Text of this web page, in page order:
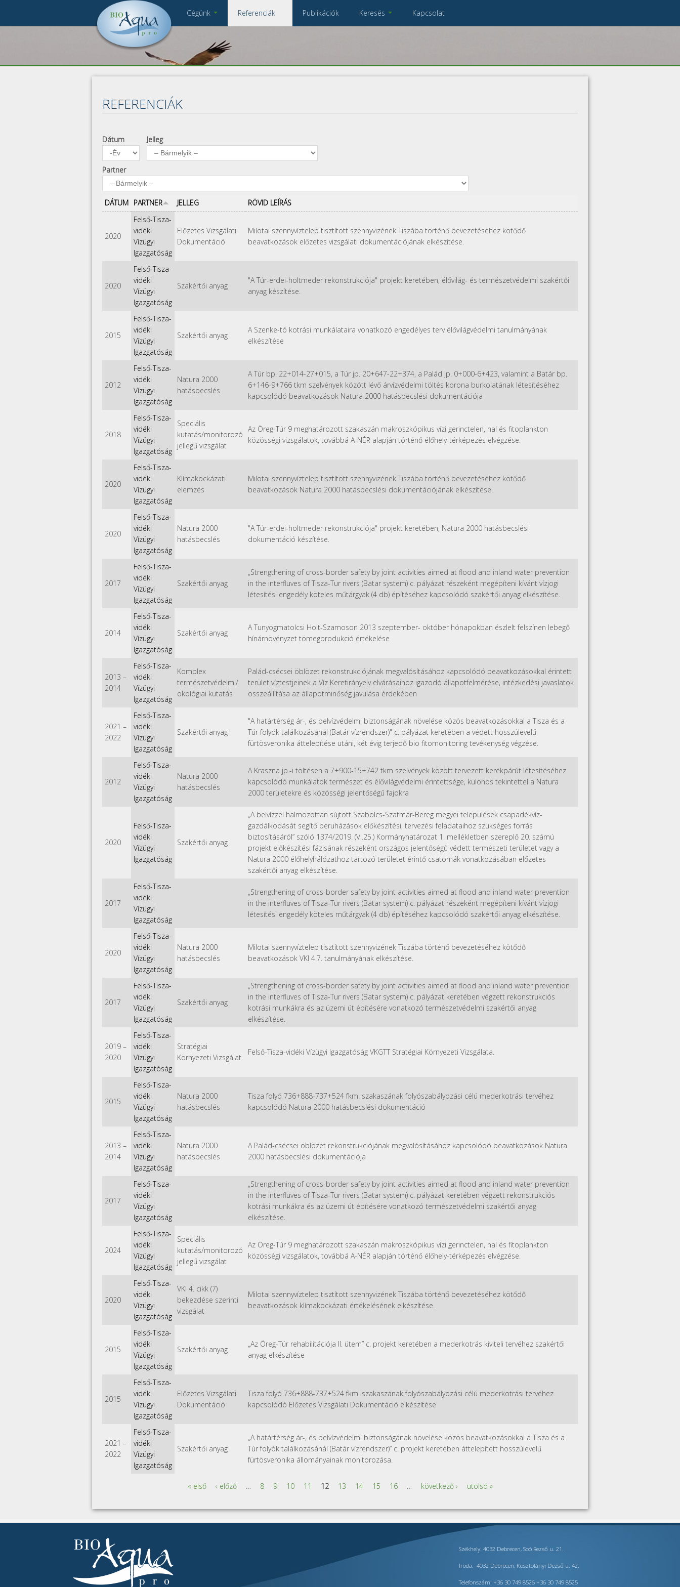
Cégünk
Munkatársak
Kapcsolat
Impresszum
Adatkezelés
Referenciák Publikációk Keresés Kapcsolat
REFERENCIÁK
Dátum
Dátum
Jelleg
Partner
DÁTUM PARTNER JELLEG RÖVID LEÍRÁS
2020
Felső-Tisza-
vidéki
Vízügyi
Igazgatóság
Előzetes Vizsgálati
Dokumentáció
Milotai szennyvíztelep tisztított szennyvizének Tiszába történő bevezetéséhez kötődő
beavatkozások előzetes vizsgálati dokumentációjának elkészítése.
2020
Felső-Tisza-
vidéki
Vízügyi
Igazgatóság
Szakértői anyag
"A Túr-erdei-holtmeder rekonstrukciója" projekt keretében, élővilág- és természetvédelmi szakértői
anyag készítése.
2015
Felső-Tisza-
vidéki
Vízügyi
Igazgatóság
Szakértői anyag
A Szenke-tó kotrási munkálataira vonatkozó engedélyes terv élővilágvédelmi tanulmányának
elkészítése
2012
Felső-Tisza-
vidéki
Vízügyi
Igazgatóság
Natura 2000
hatásbecslés
A Túr bp. 22+014-27+015, a Túr jp. 20+647-22+374, a Palád jp. 0+000-6+423, valamint a Batár bp.
6+146-9+766 tkm szelvények között lévő árvízvédelmi töltés korona burkolatának létesítéséhez
kapcsolódó beavatkozások Natura 2000 hatásbecslési dokumentációja
2018
Felső-Tisza-
vidéki
Vízügyi
Igazgatóság
Speciális
kutatás/monitorozó
jellegű vizsgálat
Az Öreg-Túr 9 meghatározott szakaszán makroszkópikus vízi gerinctelen, hal és fitoplankton
közösségi vizsgálatok, továbbá A-NÉR alapján történő élőhely-térképezés elvégzése.
2020
Felső-Tisza-
vidéki
Vízügyi
Igazgatóság
Klímakockázati
elemzés
Milotai szennyvíztelep tisztított szennyvizének Tiszába történő bevezetéséhez kötődő
beavatkozások Natura 2000 hatásbecslési dokumentációjának elkészítése.
2020
Felső-Tisza-
vidéki
Vízügyi
Igazgatóság
Natura 2000
hatásbecslés
"A Túr-erdei-holtmeder rekonstrukciója" projekt keretében, Natura 2000 hatásbecslési
dokumentáció készítése.
2017
Felső-Tisza-
vidéki
Vízügyi
Igazgatóság
Szakértői anyag
„Strengthening of cross-border safety by joint activities aimed at flood and inland water prevention
in the interfluves of Tisza-Tur rivers (Batar system) c. pályázat részeként megépíteni kívánt vízjogi
létesítési engedély köteles műtárgyak (4 db) építéséhez kapcsolódó szakértői anyag elkészítése.
2014
Felső-Tisza-
vidéki
Vízügyi
Igazgatóság
Szakértői anyag
A Tunyogmatolcsi Holt-Szamoson 2013 szeptember- október hónapokban észlelt felszínen lebegő
hínárnövényzet tömegprodukció értékelése
2013 –
2014
Felső-Tisza-
vidéki
Vízügyi
Igazgatóság
Komplex
természetvédelmi/
ökológiai kutatás
Palád-csécsei öblözet rekonstrukciójának megvalósításához kapcsolódó beavatkozásokkal érintett
terület víztestjeinek a Víz Keretirányelv elvárásaihoz igazodó állapotfelmérése, intézkedési javaslatok
összeállítása az állapotminőség javulása érdekében
2021 –
2022
Felső-Tisza-
vidéki
Vízügyi
Igazgatóság
Szakértői anyag
"A határtérség ár-, és belvízvédelmi biztonságának növelése közös beavatkozásokkal a Tisza és a
Túr folyók találkozásánál (Batár vízrendszer)" c. pályázat keretében a védett hosszúlevelű
fürtösveronika áttelepítése utáni, két évig terjedő bio fitomonitoring tevékenység végzése.
2012
Felső-Tisza-
vidéki
Vízügyi
Igazgatóság
Natura 2000
hatásbecslés
A Kraszna jp.-i töltésen a 7+900-15+742 tkm szelvények között tervezett kerékpárút létesítéséhez
kapcsolódó munkálatok természet és élővilágvédelmi érintettsége, különös tekintettel a Natura
2000 területekre és közösségi jelentőségű fajokra
2020
Felső-Tisza-
vidéki
Vízügyi
Igazgatóság
Szakértői anyag
„A belvízzel halmozottan sújtott Szabolcs-Szatmár-Bereg megyei települések csapadékvíz-
gazdálkodását segítő beruházások előkészítési, tervezési feladataihoz szükséges forrás
biztosításáról” szóló 1374/2019. (VI.25.) Kormányhatározat 1. mellékletben szereplő 20. számú
projekt előkészítési fázisának részeként országos jelentőségű védett természeti területet vagy a
Natura 2000 élőhelyhálózathoz tartozó területet érintő csatornák vonatkozásában előzetes
szakértői anyag elkészítése.
2017
Felső-Tisza-
vidéki
Vízügyi
Igazgatóság
„Strengthening of cross-border safety by joint activities aimed at flood and inland water prevention
in the interfluves of Tisza-Tur rivers (Batar system) c. pályázat részeként megépíteni kívánt vízjogi
létesítési engedély köteles műtárgyak (4 db) építéséhez kapcsolódó szakértői anyag elkészítése.
2020
Felső-Tisza-
vidéki
Vízügyi
Igazgatóság
Natura 2000
hatásbecslés
Milotai szennyvíztelep tisztított szennyvizének Tiszába történő bevezetéséhez kötődő
beavatkozások VKI 4.7. tanulmányának elkészítése.
2017
Felső-Tisza-
vidéki
Vízügyi
Igazgatóság
Szakértői anyag
„Strengthening of cross-border safety by joint activities aimed at flood and inland water prevention
in the interfluves of Tisza-Tur rivers (Batar system) c. pályázat keretében végzett rekonstrukciós
kotrási munkákra és az üzemi út építésére vonatkozó természetvédelmi szakértői anyag
elkészítése.
2019 –
2020
Felső-Tisza-
vidéki
Vízügyi
Igazgatóság
Stratégiai
Környezeti Vizsgálat
Felső-Tisza-vidéki Vízügyi Igazgatóság VKGTT Stratégiai Környezeti Vizsgálata.
2015
Felső-Tisza-
vidéki
Vízügyi
Igazgatóság
Natura 2000
hatásbecslés
Tisza folyó 736+888-737+524 fkm. szakaszának folyószabályozási célú mederkotrási tervéhez
kapcsolódó Natura 2000 hatásbecslési dokumentáció
2013 –
2014
Felső-Tisza-
vidéki
Vízügyi
Igazgatóság
Natura 2000
hatásbecslés
A Palád-csécsei öblözet rekonstrukciójának megvalósításához kapcsolódó beavatkozások Natura
2000 hatásbecslési dokumentációja
2017
Felső-Tisza-
vidéki
Vízügyi
Igazgatóság
„Strengthening of cross-border safety by joint activities aimed at flood and inland water prevention
in the interfluves of Tisza-Tur rivers (Batar system) c. pályázat keretében végzett rekonstrukciós
kotrási munkákra és az üzemi út építésére vonatkozó természetvédelmi szakértői anyag
elkészítése.
2024
Felső-Tisza-
vidéki
Vízügyi
Igazgatóság
Speciális
kutatás/monitorozó
jellegű vizsgálat
Az Öreg-Túr 9 meghatározott szakaszán makroszkópikus vízi gerinctelen, hal és fitoplankton
közösségi vizsgálatok, továbbá A-NÉR alapján történő élőhely-térképezés elvégzése.
2020
Felső-Tisza-
vidéki
Vízügyi
Igazgatóság
VKI 4. cikk (7)
bekezdése szerinti
vizsgálat
Milotai szennyvíztelep tisztított szennyvizének Tiszába történő bevezetéséhez kötődő
beavatkozások klímakockázati értékelésének elkészítése.
2015
Felső-Tisza-
vidéki
Vízügyi
Igazgatóság
Szakértői anyag
„Az Öreg-Túr rehabilitációja II. ütem” c. projekt keretében a mederkotrás kiviteli tervéhez szakértői
anyag elkészítése
2015
Felső-Tisza-
vidéki
Vízügyi
Igazgatóság
Előzetes Vizsgálati
Dokumentáció
Tisza folyó 736+888-737+524 fkm. szakaszának folyószabályozási célú mederkotrási tervéhez
kapcsolódó Előzetes Vizsgálati Dokumentáció elkészítése
2021 –
2022
Felső-Tisza-
vidéki
Vízügyi
Igazgatóság
Szakértői anyag
„A határtérség ár-, és belvízvédelmi biztonságának növelése közös beavatkozásokkal a Tisza és a
Túr folyók találkozásánál (Batár vízrendszer)” c. projekt keretében áttelepített hosszúlevelű
fürtösveronika állományainak monitorozása.
« első ‹ előző … 8 9 10 11 12 13 14 15 16 … következő › utolsó »
Székhely: 4032 Debrecen, Soó Rezső u. 21.
Iroda: 4032 Debrecen, Kosztolányi Dezső u. 42.
Telefonszám: +36 30 749 8526 +36 30 749 8525
DSC_6138_2 JAV.jpg